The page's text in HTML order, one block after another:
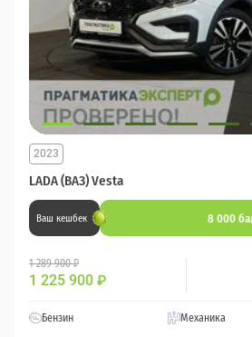
LADA (ВАЗ) Vesta
2023
Ваш кешбек 8 000
1 289 900 ₽
1 225 900 ₽
Бензин Механика